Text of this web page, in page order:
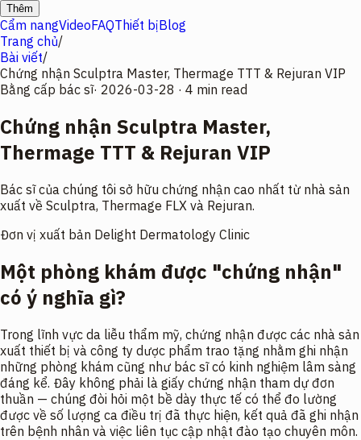
Thêm
Cẩm nangVideoFAQThiết bịBlog
Trang chủ/
Bài viết/
Chứng nhận Sculptra Master, Thermage TTT & Rejuran VIP
Bằng cấp bác sĩ· 2026-03-28 · 4 min read
Chứng nhận Sculptra Master,
Thermage TTT & Rejuran VIP
Bác sĩ của chúng tôi sở hữu chứng nhận cao nhất từ nhà sản
xuất về Sculptra, Thermage FLX và Rejuran.
Đơn vị xuất bản Delight Dermatology Clinic
Một phòng khám được "chứng nhận"
có ý nghĩa gì?
Trong lĩnh vực da liễu thẩm mỹ, chứng nhận được các nhà sản
xuất thiết bị và công ty dược phẩm trao tặng nhằm ghi nhận
những phòng khám cũng như bác sĩ có kinh nghiệm lâm sàng
đáng kể. Đây không phải là giấy chứng nhận tham dự đơn
thuần — chúng đòi hỏi một bề dày thực tế có thể đo lường
được về số lượng ca điều trị đã thực hiện, kết quả đã ghi nhận
trên bệnh nhân và việc liên tục cập nhật đào tạo chuyên môn.